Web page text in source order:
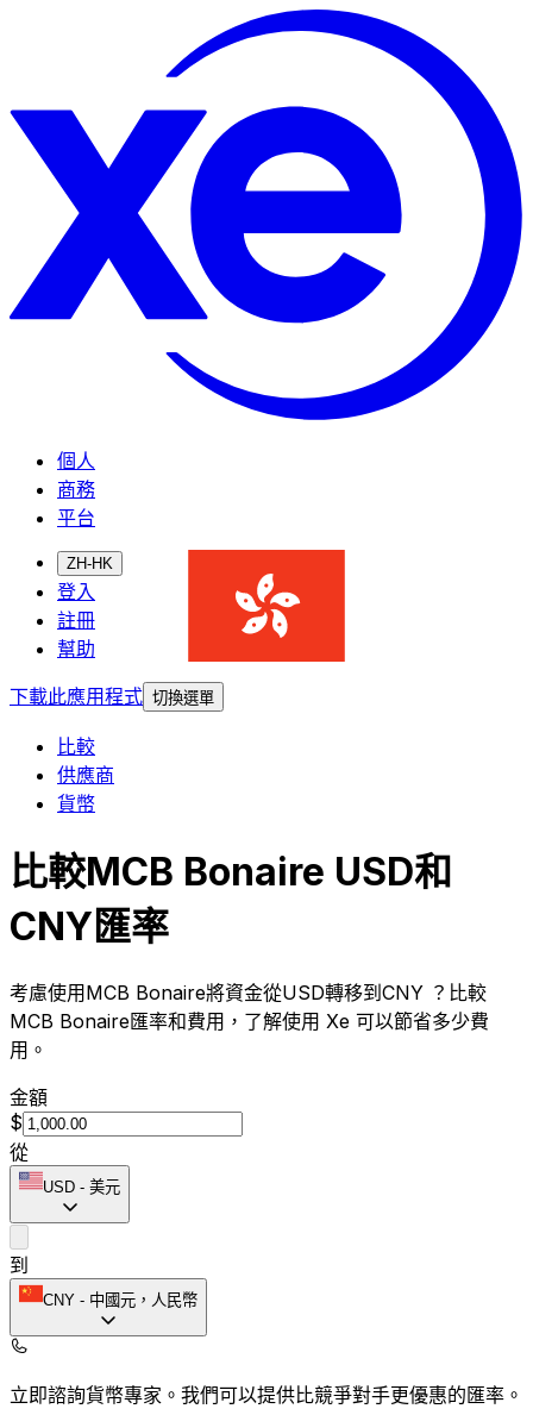
個人
商務
平台
ZH-HK
登入
註冊
幫助
下載此應用程式 切換選單
比較
供應商
貨幣
比較MCB Bonaire USD和
CNY匯率
考慮使用MCB Bonaire將資金從USD轉移到CNY ？比較
MCB Bonaire匯率和費用，了解使用 Xe 可以節省多少費
用。
金額
$
從
USD - 美元
到
CNY - 中國元，人民幣
立即諮詢貨幣專家。 我們可以提供比競爭對手更優惠的匯率。